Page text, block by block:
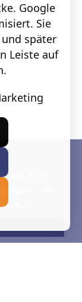
384 90 80
Google
Sie
später
Leiste auf